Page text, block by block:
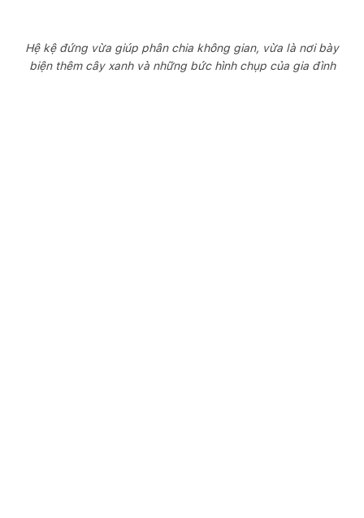
Hệ kệ đứng vừa giúp phân chia không gian, vừa là nơi bày
biện thêm cây xanh và những bức hình chụp của gia đình